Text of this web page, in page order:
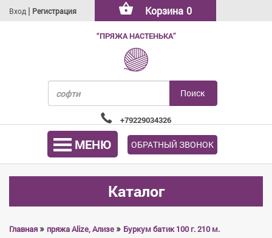
Вход | Регистрация Корзина 0
“ПРЯЖА НАСТЕНЬКА”
+79229034326
МЕНЮ ОБРАТНЫЙ ЗВОНОК
Каталог
Главная» пряжа Alize, Ализе» Буркум батик 100 г. 210 м.